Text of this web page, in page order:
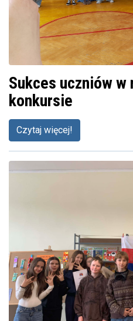
Sukces uczniów w
konkursie
Czytaj więcej!